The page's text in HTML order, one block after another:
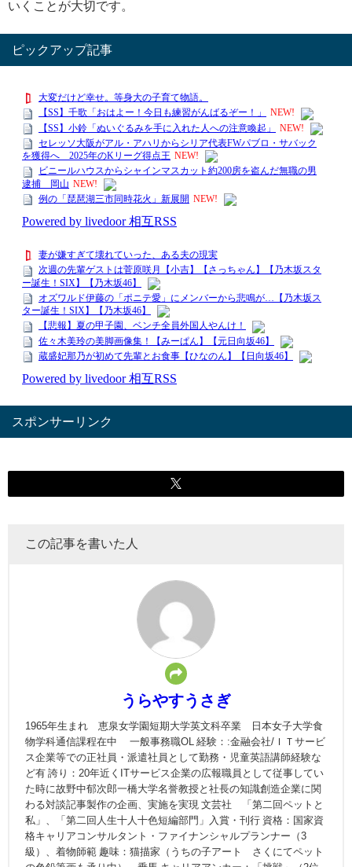
いくことが大切です。
ピックアップ記事
スポンサーリンク
この記事を書いた人
うらやすうさぎ
1965年生まれ 恵泉女学園短期大学英文科卒業 日本女子大学食
物学科通信課程在中 一般事務職OL 経験：:金融会社/ＩＴサービ
ス企業等での正社員・派遣社員として勤務・児童英語講師経験な
ど有 誇り：20年近くITサービス企業の広報職員として従事してい
た時に故野中郁次郎一橋大学名誉教授と社長の知識創造企業に関
わる対談記事製作の企画、実施を実現 文芸社 「第二回ペットと
私」、「第二回人生十人十色短編部門」入賞・刊行 資格：国家資
格キャリアコンサルタント・ファイナンシャルプランナー（3
級）、着物師範 趣味：猫描家（うちの子アート さくにてペット